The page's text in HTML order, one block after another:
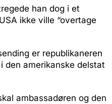
han dog i et
ikke ville “overtage
er republikaneren
den amerikanske delstat
ambassadøren og den